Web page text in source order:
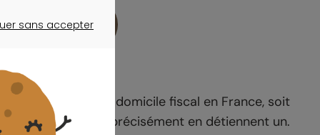
Meilleurtaux
ayant son domicile fiscal en France, soit
48% précisément en détiennent un.
sans accepter